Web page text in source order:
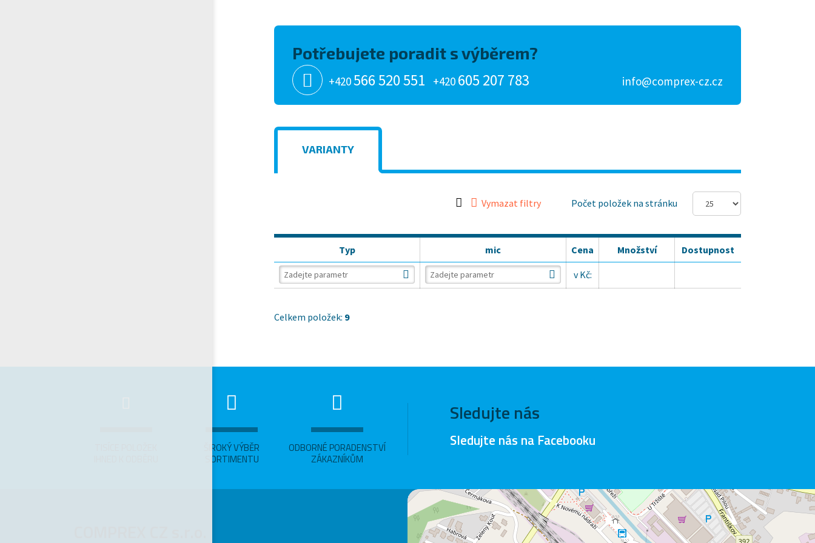
Potřebujete poradit s výběrem?
+420566 520 551 +420 605 207 783 info@comprex-cz.cz
VARIANTY
Vymazat filtry Počet položek na stránku
Typ mic Cena Množství Dostupnost
v Kč:
Celkem položek: 9
ŠIROKÝ VÝBĚR
SORTIMENTU
ODBORNÉ PORADENSTVÍ
ZÁKAZNÍKŮM
Sledujte nás
Sledujte nás na Facebooku